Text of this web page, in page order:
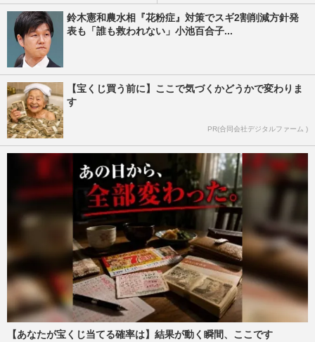
鈴木憲和農水相『花粉症』対策でスギ2割削減方針発
表も「誰も救われない」小池百合子...
【宝くじ買う前に】ここで気づくかどうかで変わりま
す
PR(合同会社デジタルファーム )
【あなたが宝くじ当てる確率は】結果が動く瞬間、ここです